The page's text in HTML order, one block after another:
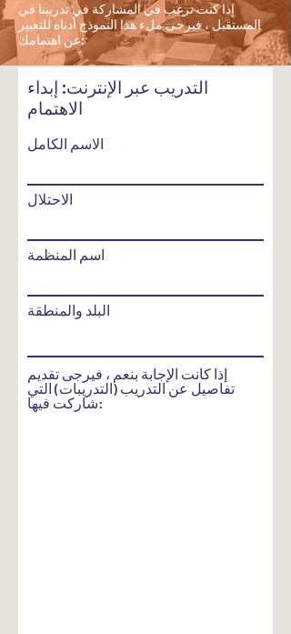
إذا كنت ترغب في المشاركة في تدريبنا في
المستقبل ، فيرجى ملء هذا النموذج أدناه للتعبير
عن اهتمامك:
التدريب عبر الإنترنت: إبداء
الاهتمام
الاسم الكامل
الاحتلال
اسم المنظمة
البلد والمنطقة
إذا كانت الإجابة بنعم ، فيرجى تقديم
تفاصيل عن التدريب (التدريبات) التي
شاركت فيها: